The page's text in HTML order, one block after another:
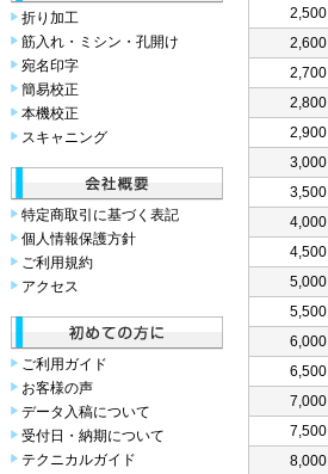
折り加工
筋入れ・ミシン・孔開け
宛名印字
簡易校正
本機校正
スキャニング
特定商取引に基づく表記
個人情報保護方針
ご利用規約
アクセス
ご利用ガイド
お客様の声
データ入稿について
受付日・納期について
テクニカルガイド
2,500
2,600
2,700
2,800
2,900
3,000
3,500
4,000
4,500
5,000
5,500
6,000
6,500
7,000
7,500
8,000